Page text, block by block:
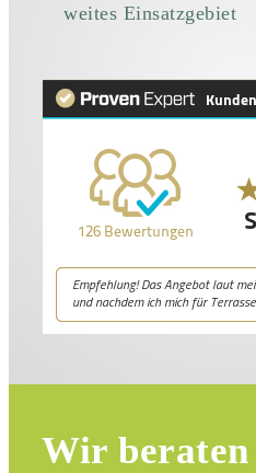
weites Einsatzgebiet
Wir beraten